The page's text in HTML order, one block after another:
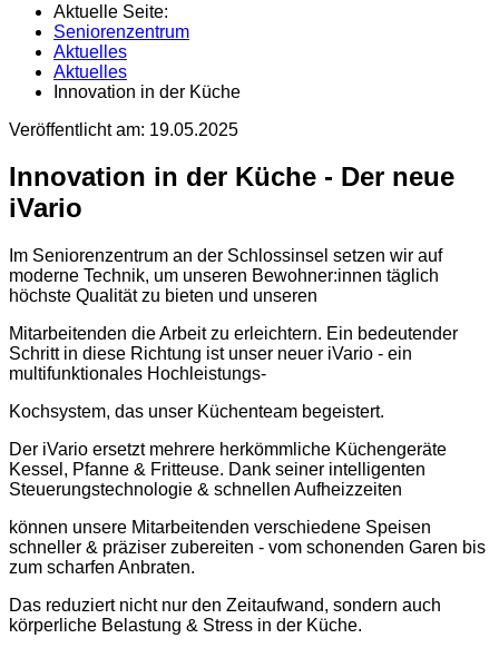
Aktuelle Seite:
Seniorenzentrum
Aktuelles
Aktuelles
Innovation in der Küche
Veröffentlicht am: 19.05.2025
Innovation in der Küche - Der neue
iVario
Im Seniorenzentrum an der Schlossinsel setzen wir auf
moderne Technik, um unseren Bewohner:innen täglich
höchste Qualität zu bieten und unseren
Mitarbeitenden die Arbeit zu erleichtern. Ein bedeutender
Schritt in diese Richtung ist unser neuer iVario - ein
multifunktionales Hochleistungs-
Kochsystem, das unser Küchenteam begeistert.
Der iVario ersetzt mehrere herkömmliche Küchengeräte
Kessel, Pfanne & Fritteuse. Dank seiner intelligenten
Steuerungstechnologie & schnellen Aufheizzeiten
können unsere Mitarbeitenden verschiedene Speisen
schneller & präziser zubereiten - vom schonenden Garen bis
zum scharfen Anbraten.
Das reduziert nicht nur den Zeitaufwand, sondern auch
körperliche Belastung & Stress in der Küche.